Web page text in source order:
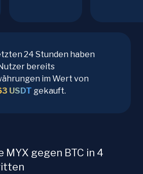
24 Stunden haben
bereits
im Wert von
USDT gekauft.
MYX gegen BTC in 4